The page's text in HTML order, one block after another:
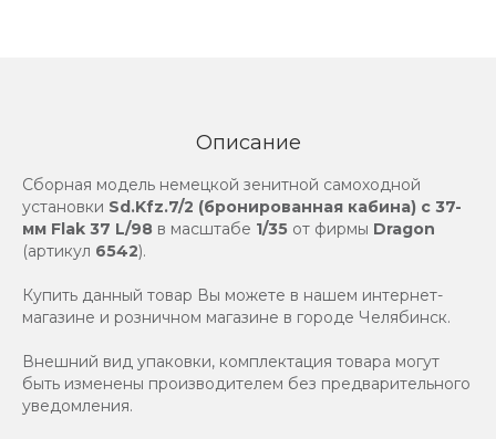
Описание
Сборная модель немецкой зенитной самоходной
установки Sd.Kfz.7/2 (бронированная кабина) с 37-
мм Flak 37 L/98 в масштабе 1/35 от фирмы Dragon
(артикул 6542).
Купить данный товар Вы можете в нашем интернет-
магазине и розничном магазине в городе Челябинск.
Внешний вид упаковки, комплектация товара могут
быть изменены производителем без предварительного
уведомления.